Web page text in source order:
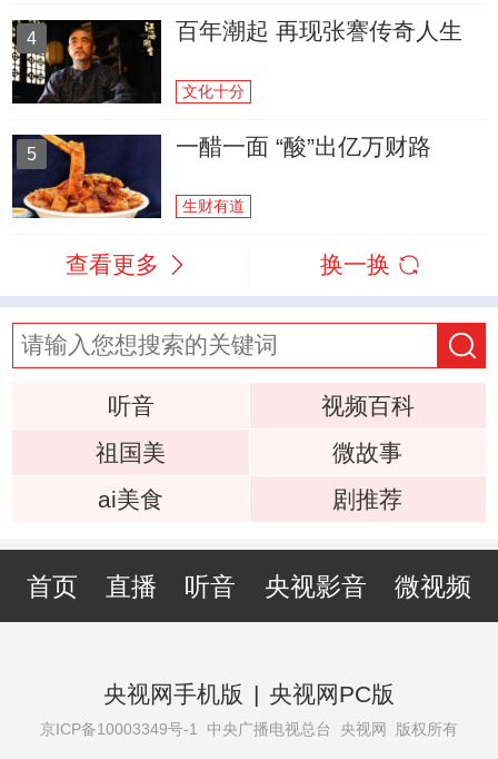
4 百年潮起 再现张謇传奇人生
文化十分
5 一醋一面 “酸”出亿万财路
生财有道
查看更多 换一换
听音
视频百科
祖国美
微故事
ai美食
剧推荐
首页 直播 听音 央视影音 微视频
央视网手机版 | 央视网PC版
京ICP备10003349号-1 中央广播电视总台 央视网 版权所有